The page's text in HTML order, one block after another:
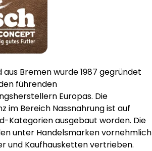
Bremen wurde 1987 gegründet
führenden
Europas. Die
im Bereich Nassnahrung ist auf
Kategorien ausgebaut worden. Die
unter Handelsmarken vornehmlich
und Kaufhausketten vertrieben.